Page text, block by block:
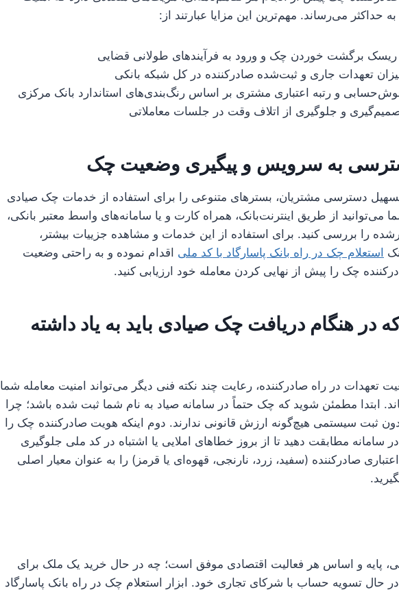
حداکثر می‌رساند. مهم‌ترین این مزایا عبارتند از:
برگشت خوردن چک و ورود به فرآیندهای طولانی قضایی
تعهدات جاری و ثبت‌شده صادرکننده در کل شبکه بانکی
و رتبه اعتباری مشتری بر اساس رنگ‌بندی‌های استاندارد بانک مرکزی
و جلوگیری از اتلاف وقت در جلسات معاملاتی
به سرویس و پیگیری وضعیت چک
دسترسی مشتریان، بسترهای متنوعی را برای استفاده از خدمات چک صیادی
از طریق اینترنت‌بانک، همراه کارت و یا سامانه‌های واسط معتبر بانکی،
را بررسی کنید. برای استفاده از این خدمات و مشاهده جزییات بیشتر،
استعلام چک در راه بانک پاسارگاد با کد ملی اقدام نموده و به راحتی وضعیت
چک را پیش از نهایی کردن معامله خود ارزیابی کنید.
در هنگام دریافت چک صیادی باید به یاد داشته
تعهدات در راه صادرکننده، رعایت چند نکته فنی دیگر می‌تواند امنیت معامله شما
ابتدا مطمئن شوید که چک حتماً در سامانه صیاد به نام شما ثبت شده باشد؛ چرا
ثبت سیستمی هیچ‌گونه ارزش قانونی ندارند. دوم اینکه هویت صادرکننده چک را
سامانه مطابقت دهید تا از بروز خطاهای املایی یا اشتباه در کد ملی جلوگیری
صادرکننده (سفید، زرد، نارنجی، قهوه‌ای یا قرمز) را به عنوان معیار اصلی
پایه و اساس هر فعالیت اقتصادی موفق است؛ چه در حال خرید یک ملک برای
حال تسویه حساب با شرکای تجاری خود. ابزار استعلام چک در راه بانک پاسارگاد